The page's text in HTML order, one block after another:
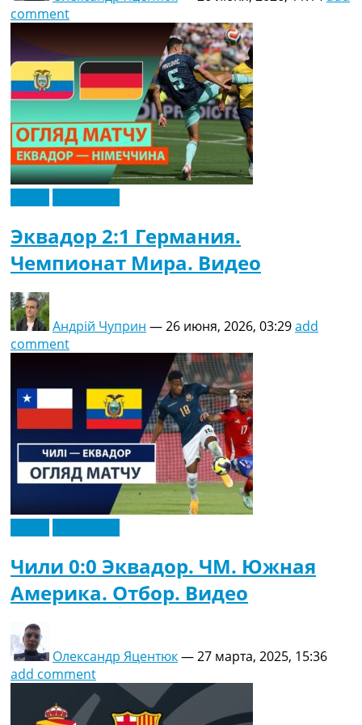
comment
Эквадор 2:1 Германия.
Чемпионат Мира. Видео
Андрій Чуприн —26 июня, 2026, 03:29add
comment
Чили 0:0 Эквадор. ЧМ. Южная
Америка. Отбор. Видео
Олександр Яцентюк—27 марта, 2025, 15:36
add comment